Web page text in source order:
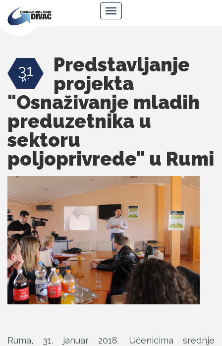
Ana
Navigacija
31
jan
Predstavljanje
projekta
"Osnaživanje mladih
preduzetnika u
sektoru
poljoprivrede" u Rumi
Ruma, 31. januar 2018. Učenicima srednje